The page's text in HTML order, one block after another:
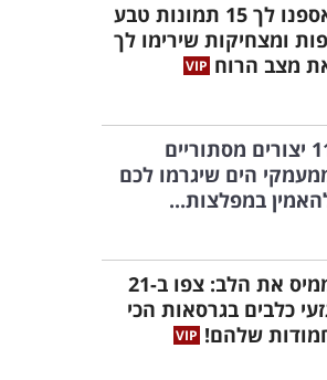
אספנו לך 15 תמונות טבע
ומצחיקות שירימו לך
מצב הרוח
11 יצורים מסתוריים
הים שיגרמו לכם
במפלצות...
ממיס את הלב: צפו ב-21
כלבים בגרסאות הכי
שלהם!